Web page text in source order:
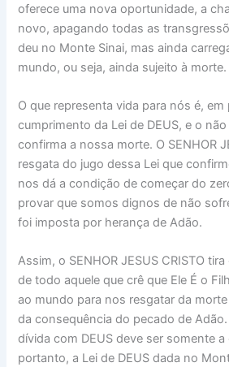
oferece uma nova oportunidade, a
novo, apagando todas as
deu no Monte Sinai, mas ainda
mundo, ou seja, ainda sujeito à morte.
O que representa vida para nós é, em
cumprimento da Lei de DEUS, e o
confirma a nossa morte. O SENHOR
resgata do jugo dessa Lei que
nos dá a condição de começar do
provar que somos dignos de não
foi imposta por herança de Adão.
Assim, o SENHOR JESUS CRISTO
de todo aquele que crê que Ele É o
ao mundo para nos resgatar da
da consequência do pecado de
dívida com DEUS deve ser somente
portanto, a Lei de DEUS dada no